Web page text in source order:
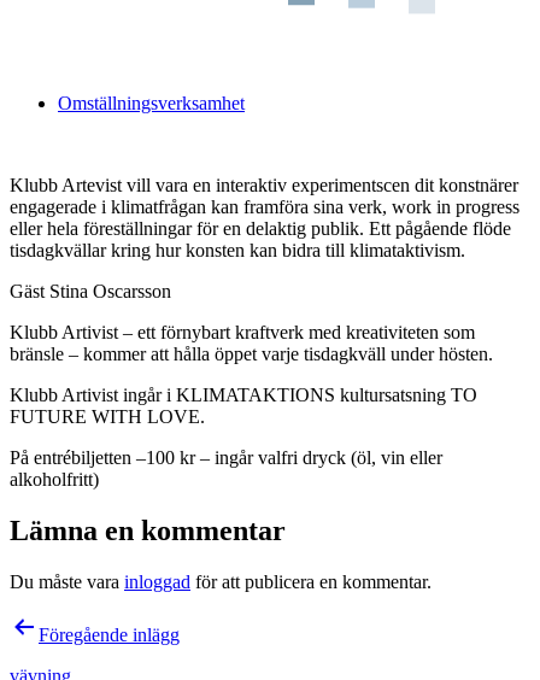
Omställningsverksamhet
Klubb Artevist vill vara en interaktiv experimentscen dit konstnärer
engagerade i klimatfrågan kan framföra sina verk, work in progress
eller hela föreställningar för en delaktig publik. Ett pågående flöde
tisdagkvällar kring hur konsten kan bidra till klimataktivism.
Gäst Stina Oscarsson
Klubb Artivist – ett förnybart kraftverk med kreativiteten som
bränsle – kommer att hålla öppet varje tisdagkväll under hösten.
Klubb Artivist ingår i KLIMATAKTIONS kultursatsning TO
FUTURE WITH LOVE.
På entrébiljetten –100 kr – ingår valfri dryck (öl, vin eller
alkoholfritt)
Lämna en kommentar
Du måste vara inloggad för att publicera en kommentar.
Inläggsnavigering
Föregående inlägg
vävning